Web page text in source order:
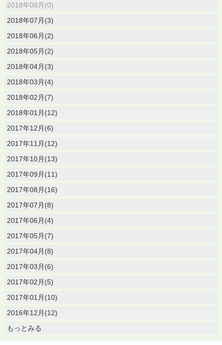
2018年08月(0)
2018年07月(3)
2018年06月(2)
2018年05月(2)
2018年04月(3)
2018年03月(4)
2018年02月(7)
2018年01月(12)
2017年12月(6)
2017年11月(12)
2017年10月(13)
2017年09月(11)
2017年08月(16)
2017年07月(8)
2017年06月(4)
2017年05月(7)
2017年04月(8)
2017年03月(6)
2017年02月(5)
2017年01月(10)
2016年12月(12)
もっとみる